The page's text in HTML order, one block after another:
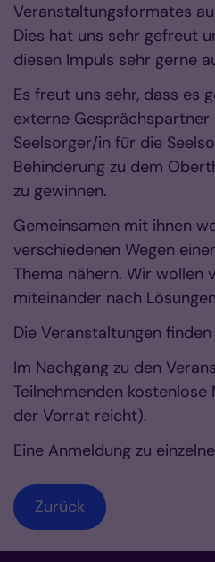
Veranstaltungsformates
Dies hat uns sehr gefreut
diesen Impuls sehr gerne
Es freut uns sehr, dass es
externe Gesprächspartner
Seelsorger/in für die
Behinderung zu dem
zu gewinnen.
Gemeinsamen mit ihnen
verschiedenen Wegen
Thema nähern. Wir wollen
miteinander nach
Die Veranstaltungen
Im Nachgang zu den
Teilnehmenden
der Vorrat reicht).
Eine Anmeldung zu
Zurück